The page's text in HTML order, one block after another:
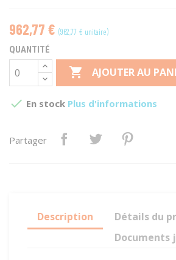
962,77 € (962,77 € unitaire)
QUANTITÉ
 AJOUTER AU
 En stock Plus d'informations
Partager
Description
Détails du
Documents